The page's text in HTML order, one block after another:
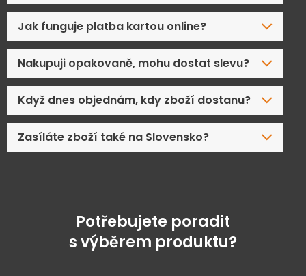
Jak funguje platba kartou online?
Nakupuji opakovaně, mohu dostat slevu?
Když dnes objednám, kdy zboží dostanu?
Zasíláte zboží také na Slovensko?
Potřebujete poradit
s výběrem produktu?